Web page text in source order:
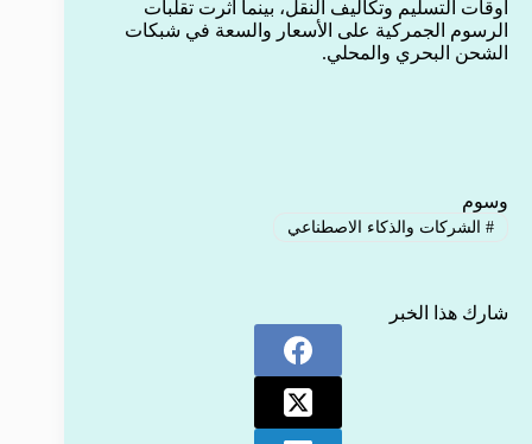
أوقات التسليم وتكاليف النقل، بينما أثرت تقلبات
الرسوم الجمركية على الأسعار والسعة في شبكات
الشحن البحري والمحلي.
وسوم
#الشركات والذكاء الاصطناعي
شارك هذا الخبر